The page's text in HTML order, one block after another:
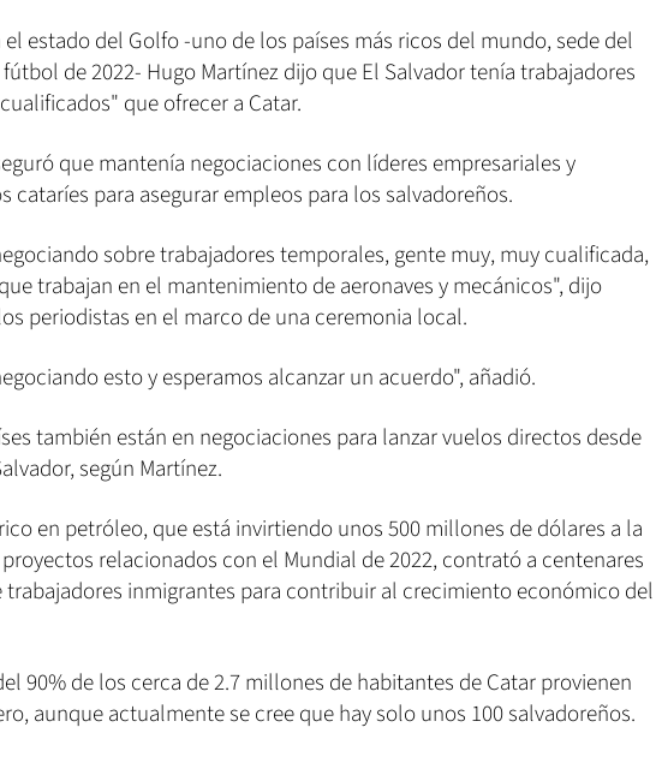
el estado del Golfo -uno de los países más ricos del mundo, sede del
de 2022- Hugo Martínez dijo que El Salvador tenía trabajadores
que ofrecer a Catar.
que mantenía negociaciones con líderes empresariales y
cataríes para asegurar empleos para los salvadoreños.
sobre trabajadores temporales, gente muy, muy cualificada,
trabajan en el mantenimiento de aeronaves y mecánicos", dijo
periodistas en el marco de una ceremonia local.
esto y esperamos alcanzar un acuerdo", añadió.
también están en negociaciones para lanzar vuelos directos desde
según Martínez.
en petróleo, que está invirtiendo unos 500 millones de dólares a la
relacionados con el Mundial de 2022, contrató a centenares
trabajadores inmigrantes para contribuir al crecimiento económico del
90% de los cerca de 2.7 millones de habitantes de Catar provienen
aunque actualmente se cree que hay solo unos 100 salvadoreños.